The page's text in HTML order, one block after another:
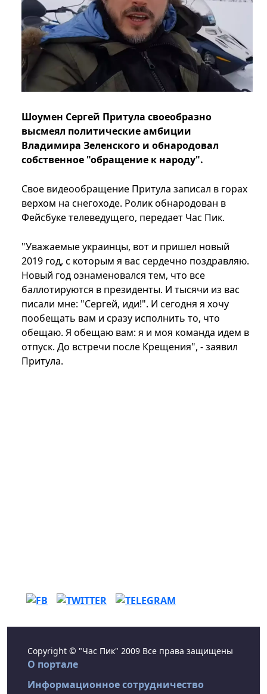
Шоумен Сергей Притула своеобразно
высмеял политические амбиции
Владимира Зеленского и обнародовал
собственное "обращение к народу".
Свое видеообращение Притула записал в горах
верхом на снегоходе. Ролик обнародован в
Фейсбуке телеведущего, передает Час Пик.
"Уважаемые украинцы, вот и пришел новый
2019 год, с которым я вас сердечно поздравляю.
Новый год ознаменовался тем, что все
баллотируются в президенты. И тысячи из вас
писали мне: "Сергей, иди!". И сегодня я хочу
пообещать вам и сразу исполнить то, что
обещаю. Я обещаю вам: я и моя команда идем в
отпуск. До встречи после Крещения", - заявил
Притула.
Copyright © "Час Пик" 2009 Все права защищены
О портале
Информационное сотрудничество